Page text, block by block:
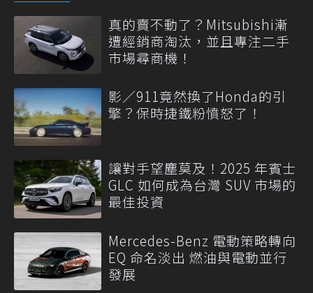
真的賣不動了？Mitsubishi漸
遭經銷商淘汰，並且專注二手
市場尋商機！
影／911竟然換了Honda的引
擎？保時捷鐵粉憤怒了！
讓對手望塵莫及！2025 年賓士
GLC 如何成為台灣 SUV 市場的
最佳投資
Mercedes-Benz 電動策略轉向
EQ 命名淡出 燃油與電動並行
發展